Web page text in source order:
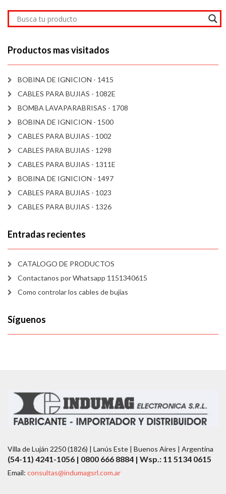
Productos mas visitados
BOBINA DE IGNICION - 1415
CABLES PARA BUJIAS - 1082E
BOMBA LAVAPARABRISAS - 1708
BOBINA DE IGNICION - 1500
CABLES PARA BUJIAS - 1002
CABLES PARA BUJIAS - 1298
CABLES PARA BUJIAS - 1311E
BOBINA DE IGNICION - 1497
CABLES PARA BUJIAS - 1023
CABLES PARA BUJIAS - 1326
Entradas recientes
CATALOGO DE PRODUCTOS
Contactanos por Whatsapp 1151340615
Como controlar los cables de bujías
Síguenos
Villa de Luján 2250 (1826) | Lanús Este | Buenos Aires | Argentina
(54-11) 4241-1056 | 0800 666 8884 | Wsp.: 11 5134 0615
Email: consultas@indumagsrl.com.ar